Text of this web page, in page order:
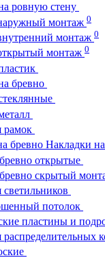
ровную стену
монтаж 0
монтаж 0
монтаж 0
бревно
рамок
Накладки
открытые
скрытый
потолок
пластины и